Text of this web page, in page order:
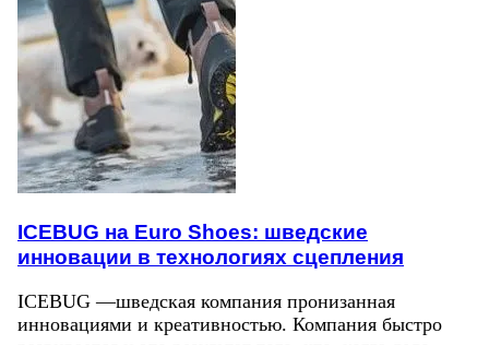
ICEBUG на Euro Shoes: шведские
инновации в технологиях сцепления
ICEBUG —шведская компания пронизанная
инновациями и креативностью. Компания быстро